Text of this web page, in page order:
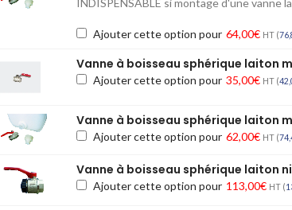
INDISPENSABLE si montage d'une vanne
Ajouter cette option pour 64,00€ HT (
Vanne à boisseau sphérique laiton
Ajouter cette option pour 35,00€ HT (
Vanne à boisseau sphérique laiton
Ajouter cette option pour 62,00€ HT (
Vanne à boisseau sphérique laiton
Ajouter cette option pour 113,00€ HT (